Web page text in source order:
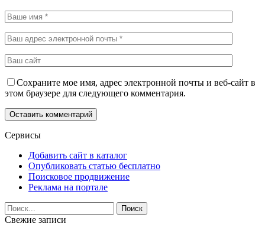
Сохраните мое имя, адрес электронной почты и веб-сайт в
этом браузере для следующего комментария.
Сервисы
Добавить сайт в каталог
Опубликовать статью бесплатно
Поисковое продвижение
Реклама на портале
Свежие записи